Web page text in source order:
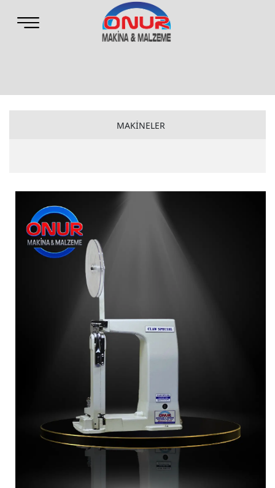
MAKİNELER
ONUR MAKİNELER